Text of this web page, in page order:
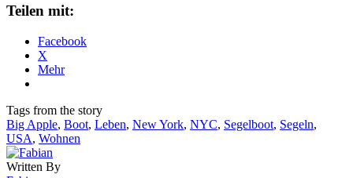
Teilen mit:
Facebook
X
Mehr
Tags from the story
Big Apple, Boot, Leben, New York, NYC, Segelboot, Segeln,
USA, Wohnen
Written By